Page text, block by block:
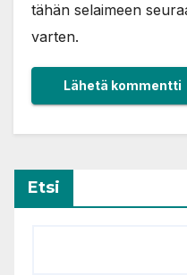
tähän selaimeen
varten.
Etsi